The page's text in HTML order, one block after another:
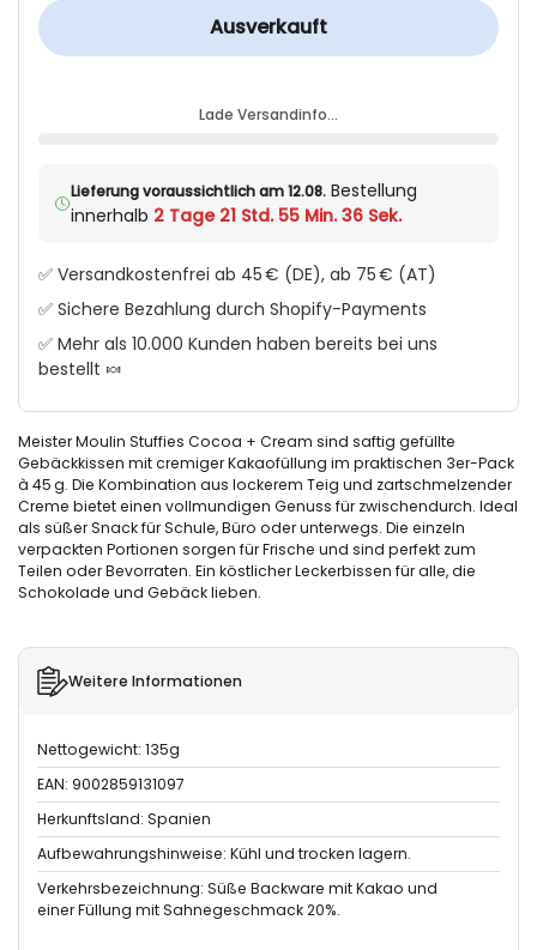
Ausverkauft
Lade Versandinfo…
Lieferung voraussichtlich am 12.08.Bestellung
innerhalb 2 Tage 21 Std. 55 Min. 36 Sek.
✅ Versandkostenfrei ab 45 € (DE), ab 75 € (AT)
✅ Sichere Bezahlung durch Shopify-Payments
✅ Mehr als 10.000 Kunden haben bereits bei uns
bestellt 🍬
Meister Moulin Stuffies Cocoa + Cream sind saftig gefüllte
Gebäckkissen mit cremiger Kakaofüllung im praktischen 3er-Pack
à 45 g. Die Kombination aus lockerem Teig und zartschmelzender
Creme bietet einen vollmundigen Genuss für zwischendurch. Ideal
als süßer Snack für Schule, Büro oder unterwegs. Die einzeln
verpackten Portionen sorgen für Frische und sind perfekt zum
Teilen oder Bevorraten. Ein köstlicher Leckerbissen für alle, die
Schokolade und Gebäck lieben.
Weitere Informationen
Nettogewicht: 135g
EAN: 9002859131097
Herkunftsland: Spanien
Aufbewahrungshinweise: Kühl und trocken lagern.
Verkehrsbezeichnung: Süße Backware mit Kakao und
einer Füllung mit Sahnegeschmack 20%.